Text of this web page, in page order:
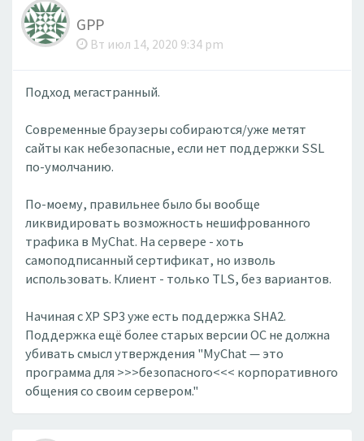
GPP
Вт июл 14, 2020 9:34 pm
Подход мегастранный.
Современные браузеры собираются/уже метят
сайты как небезопасные, если нет поддержки SSL
по-умолчанию.
По-моему, правильнее было бы вообще
ликвидировать возможность нешифрованного
трафика в MyChat. На сервере - хоть
самоподписанный сертификат, но изволь
использовать. Клиент - только TLS, без вариантов.
Начиная с XP SP3 уже есть поддержка SHA2.
Поддержка ещё более старых версии ОС не должна
убивать смысл утверждения "MyChat — это
программа для >>>безопасного<<< корпоративного
общения со своим сервером."